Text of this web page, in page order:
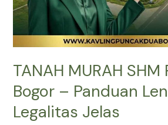
TANAH MURAH
Bogor – Panduan
Legalitas Jelas